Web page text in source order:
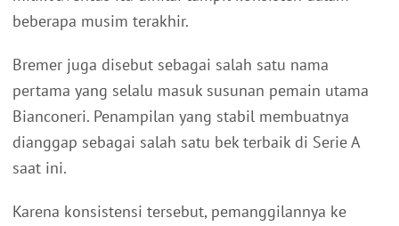
beberapa musim terakhir.
Bremer juga disebut sebagai salah satu nama
pertama yang selalu masuk susunan pemain utama
Bianconeri. Penampilan yang stabil membuatnya
dianggap sebagai salah satu bek terbaik di Serie A
saat ini.
Karena konsistensi tersebut, pemanggilannya ke